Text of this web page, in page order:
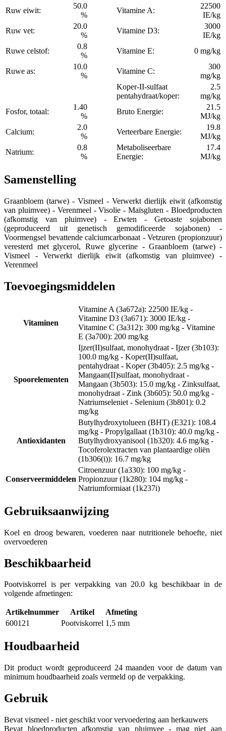
Ruw eiwit:
50.0
%
Vitamine A:
22500
IE/kg
Ruw vet:
20.0
%
Vitamine D3:
3000
IE/kg
Ruwe celstof:
0.8
%
Vitamine E: 0 mg/kg
Ruwe as:
10.0
%
Vitamine C:
300
mg/kg
Koper-II-sulfaat
pentahydraat/koper:
2.5
mg/kg
Fosfor, totaal:
1.40
%
Bruto Energie:
21.5
MJ/kg
Calcium:
2.0
%
Verteerbare Energie:
19.8
MJ/kg
Natrium:
0.8
%
Metaboliseerbare
Energie:
17.4
MJ/kg
Samenstelling
Graanbloem (tarwe) - Vismeel - Verwerkt dierlijk eiwit (afkomstig
van pluimvee) - Verenmeel - Visolie - Maïsgluten - Bloedproducten
(afkomstig van pluimvee) - Erwten - Getoaste sojabonen
(geproduceerd uit genetisch gemodificeerde sojabonen) -
Voormengsel bevattende calciumcarbonaat - Vetzuren (propionzuur)
veresterd met glycerol, Ruwe glycerine - Graanbloem (tarwe) -
Vismeel - Verwerkt dierlijk eiwit (afkomstig van pluimvee) -
Verenmeel
Toevoegingsmiddelen
Vitaminen
Vitamine A (3a672a): 22500 IE/kg -
Vitamine D3 (3a671): 3000 IE/kg -
Vitamine C (3a312): 300 mg/kg - Vitamine
E (3a700): 200 mg/kg
Spoorelementen
Ijzer(II)sulfaat, monohydraat - Ijzer (3b103):
100.0 mg/kg - Koper(II)sulfaat,
pentahydraat - Koper (3b405): 2.5 mg/kg -
Mangaan(II)sulfaat, monohydraat -
Mangaan (3b503): 15.0 mg/kg - Zinksulfaat,
monohydraat - Zink (3b605): 50.0 mg/kg -
Natriumseleniet - Selenium (3b801): 0.2
mg/kg
Antioxidanten
Butylhydroxytolueen (BHT) (E321): 108.4
mg/kg - Propylgallaat (1b310): 40.0 mg/kg -
Butylhydroxyanisool (1b320): 4.6 mg/kg -
Tocoferolextracten van plantaardige oliën
(1b306(i)): 16.7 mg/kg
Conserveermiddelen
Citroenzuur (1a330): 100 mg/kg -
Propionzuur (1k280): 104 mg/kg -
Natriumformiaat (1k237i)
Gebruiksaanwijzing
Koel en droog bewaren, voederen naar nutritionele behoefte, niet
overvoederen
Beschikbaarheid
Pootviskorrel is per verpakking van 20.0 kg beschikbaar in de
volgende afmetingen:
Artikelnummer Artikel
Afmeting
600121
Pootviskorrel 1,5 mm
Houdbaarheid
Dit product wordt geproduceerd 24 maanden voor de datum van
minimum houdbaarheid zoals vermeld op de verpakking.
Gebruik
Bevat vismeel - niet geschikt voor vervoedering aan herkauwers
Bevat bloedproducten afkomstig van pluimvee - mag niet aan